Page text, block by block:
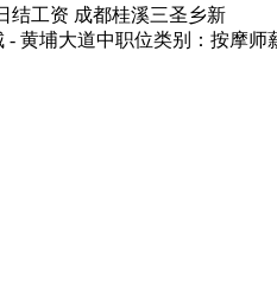
结工资 成都桂溪三圣乡新
埔大道中职位类别：按摩师